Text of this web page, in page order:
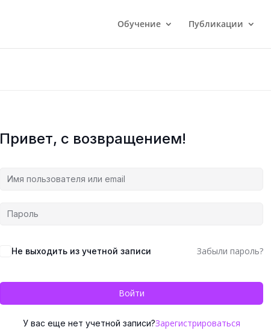
Обучение Публикации
Привет, с возвращением!
Не выходить из учетной записи Забыли пароль?
Войти
У вас еще нет учетной записи?Зарегистрироваться